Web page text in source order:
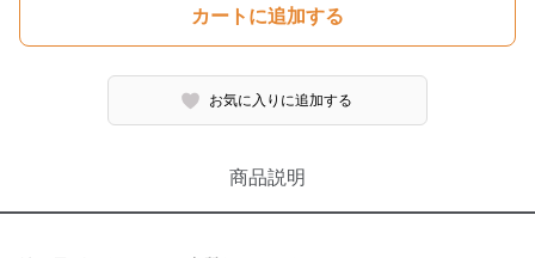
カートに追加する
お気に入りに追加する
商品説明